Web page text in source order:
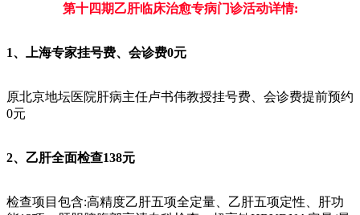
第十四期乙肝临床治愈专病门诊活动详情:
1、上海专家挂号费、会诊费0元
原北京地坛医院肝病主任卢书伟教授挂号费、会诊费提前预约
0元
2、乙肝全面检查138元
检查项目包含:高精度乙肝五项全定量、乙肝五项定性、肝功